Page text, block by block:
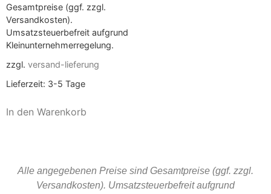
Gesamtpreise (ggf. zzgl.
Versandkosten).
Umsatzsteuerbefreit aufgrund
Kleinunternehmerregelung.
zzgl. versand-lieferung
Lieferzeit: 3-5 Tage
In den Warenkorb
Alle angegebenen Preise sind Gesamtpreise (ggf. zzgl.
Versandkosten). Umsatzsteuerbefreit aufgrund